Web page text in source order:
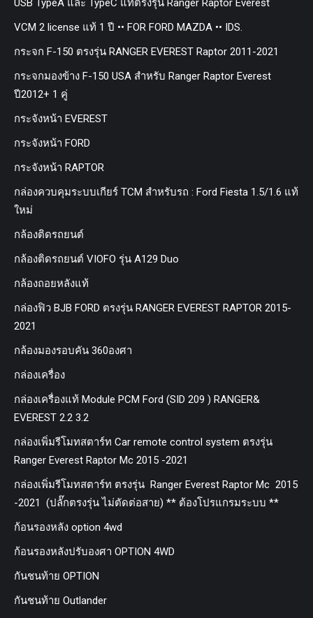
USB TypeA และ TypeC แท้ตรงรุ่น Ranger Raptor Everest
VCM 2 license แท้ 1 ปี •• FOR FORD MAZDA •• IDS.
กระจก F-150 ตรงรุ่น RANGER EVEREST Raptor 2011-2021
กระจกมองข้าง F-150 USA สำหรับ Ranger Raptor Everest
ปี2012+ 1 คู่
กระจังหน้า EVEREST
กระจังหน้า FORD
กระจังหน้า RAPTOR
กล่องควบคุมระบบเกียร์ TCM สำหรับรถ : Ford Fiesta 1.5/1.6 แท้
ใหม่
กล้องติดรถยนต์
กล้องติดรถยนต์ VIOFO รุ่น A129 Duo
กล้องถอยหลังแท้
กล่องฟิว BJB FORD ตรงรุ่น RANGER EVEREST RAPTOR 2015-
2021
กล้องมองรอบคัน 360องศา
กล่องเครื่อง
กล่องเครื่องแท้ Module PCM Ford (SID 209 ) RANGER&
EVEREST 2.2 3.2
กล่องเพิ่มรีโมทสตาร์ท Car remote control system ตรงรุ่น
Ranger Everest Raptor Mc 2015 -2021
กล่องเพิ่มรีโมทสตาร์ท ตรงรุ่น Ranger Everest Raptor Mc 2015
-2021 (ปลั๊กตรงรุ่น ไม่ตัดต่อสาย) ** ต้องโปรแกรมระบบ **
ก้อนรองหลัง option 4wd
ก้อนรองหลังปรับองศา OPTION 4WD
กันชนท้าย OPTION
กันชนท้าย Outlander